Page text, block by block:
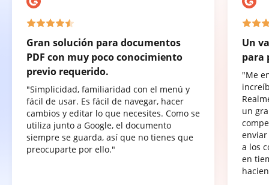
Gran solución para documentos
PDF con muy poco conocimiento
previo requerido.
"Simplicidad, familiaridad con el menú y
fácil de usar. Es fácil de navegar, hacer
cambios y editar lo que necesites. Como se
utiliza junto a Google, el documento
siempre se guarda, así que no tienes que
preocuparte por ello."
Un
para
"Me
un
a los
en